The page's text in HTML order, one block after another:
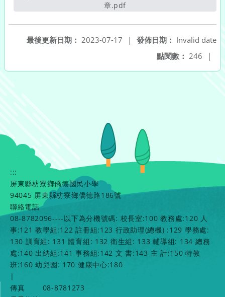
章.pdf另開新視窗
發佈日期： Invalid date
最後更新日期： 2023-07-17
|
點閱數： 246 |
:::
屏東縣枋寮鄉僑德國民小學
94045 屏東縣枋寮鄉僑德路186號
聯絡電話
08-8782096----以下為分機號碼: 校長室:100 教務處:120 人
事:121 教學組:122 註冊組:123 行政助理(總機) :129 學務處:
130 訓育組: 131 體育組: 132 衛生組: 133 輔導組: 134 總務
處:140 出納組:141 事務組:142 文 書:143 主 計:150 特教
班:160 幼兒園: 170 健康中心:180
|
傳真
08-8781273